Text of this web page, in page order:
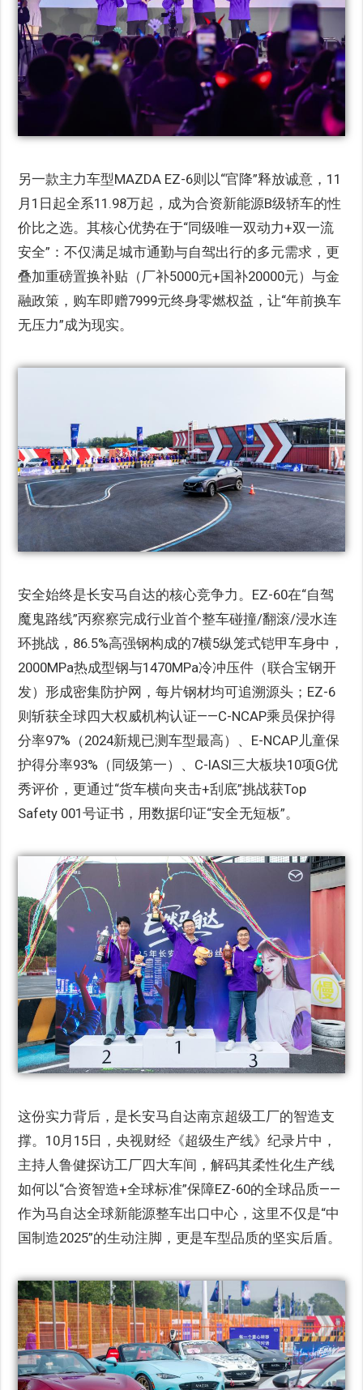
另一款主力车型MAZDA EZ-6则以“官降”释放诚意，11
月1日起全系11.98万起，成为合资新能源B级轿车的性
价比之选。其核心优势在于“同级唯一双动力+双一流
安全”：不仅满足城市通勤与自驾出行的多元需求，更
叠加重磅置换补贴（厂补5000元+国补20000元）与金
融政策，购车即赠7999元终身零燃权益，让“年前换车
无压力”成为现实。
安全始终是长安马自达的核心竞争力。EZ-60在“自驾
魔鬼路线”丙察察完成行业首个整车碰撞/翻滚/浸水连
环挑战，86.5%高强钢构成的7横5纵笼式铠甲车身中，
2000MPa热成型钢与1470MPa冷冲压件（联合宝钢开
发）形成密集防护网，每片钢材均可追溯源头；EZ-6
则斩获全球四大权威机构认证——C-NCAP乘员保护得
分率97%（2024新规已测车型最高）、E-NCAP儿童保
护得分率93%（同级第一）、C-IASI三大板块10项G优
秀评价，更通过“货车横向夹击+刮底”挑战获Top
Safety 001号证书，用数据印证“安全无短板”。
这份实力背后，是长安马自达南京超级工厂的智造支
撑。10月15日，央视财经《超级生产线》纪录片中，
主持人鲁健探访工厂四大车间，解码其柔性化生产线
如何以“合资智造+全球标准”保障EZ-60的全球品质——
作为马自达全球新能源整车出口中心，这里不仅是“中
国制造2025”的生动注脚，更是车型品质的坚实后盾。